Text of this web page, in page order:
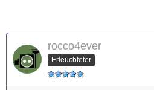
rocco4ever
Erleuchteter